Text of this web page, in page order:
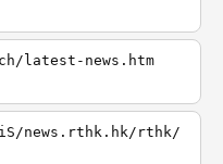
latest-news.htm
news.rthk.hk/rthk/